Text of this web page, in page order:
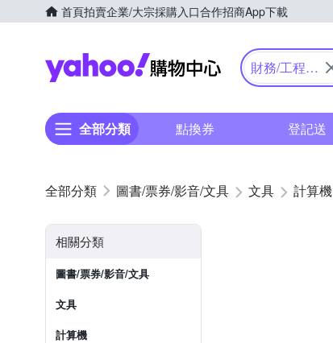
首頁拍賣企業/大宗採購入口合作招商App下載
Yahoo購物中心
財務/工程/
全部分類 點換券 登記送
圖書/票券/影音/文具 文具 計算機
相關分類
圖書/票券/影音/文具
文具
計算機